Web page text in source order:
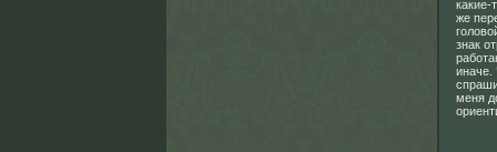
какие-
же
знак
иначе.
меня